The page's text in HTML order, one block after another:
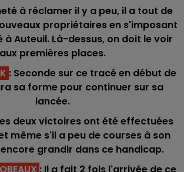
à réclamer il y a peu, il a tout de
propriétaires en s'imposant
à Auteuil. Là-dessus, on doit le voir
aux premières places.
: Seconde sur ce tracé en début de
sa forme pour continuer sur sa
lancée.
deux victoires ont été effectuées
même s'il a peu de courses à son
grandir dans ce handicap.